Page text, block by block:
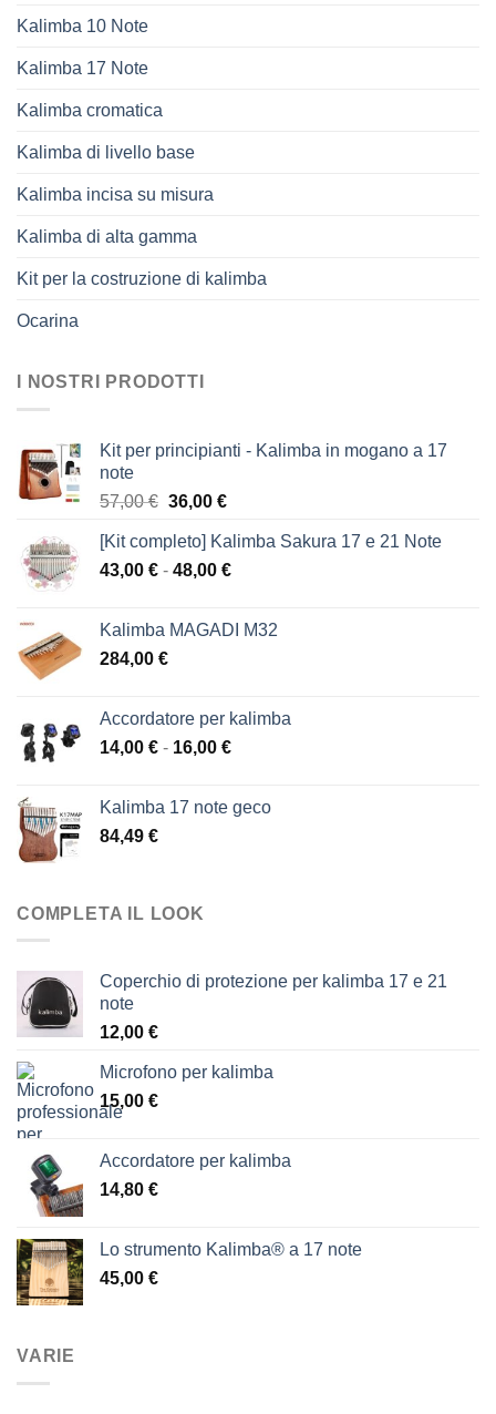
Kalimba 10 Note
Kalimba 17 Note
Kalimba cromatica
Kalimba di livello base
Kalimba incisa su misura
Kalimba di alta gamma
Kit per la costruzione di kalimba
Ocarina
I NOSTRI PRODOTTI
Kit per principianti - Kalimba in mogano a 17
note
57,00€ Il
originale
era:
36,00 €Il
attuale
è:
[Kit completo] Kalimba Sakura 17 e 21 Note
43,00 € - 48,00 €Fascia
da
48,00 €
Kalimba MAGADI M32
284,00 €
Accordatore per kalimba
14,00 € - 16,00 €Fascia
da
Kalimba 17 note geco
84,49 €
COMPLETA IL LOOK
Coperchio di protezione per kalimba 17 e 21
note
12,00 €
Microfono per kalimba
15,00 €
Accordatore per kalimba
14,80 €
Lo strumento Kalimba® a 17 note
45,00 €
VARIE